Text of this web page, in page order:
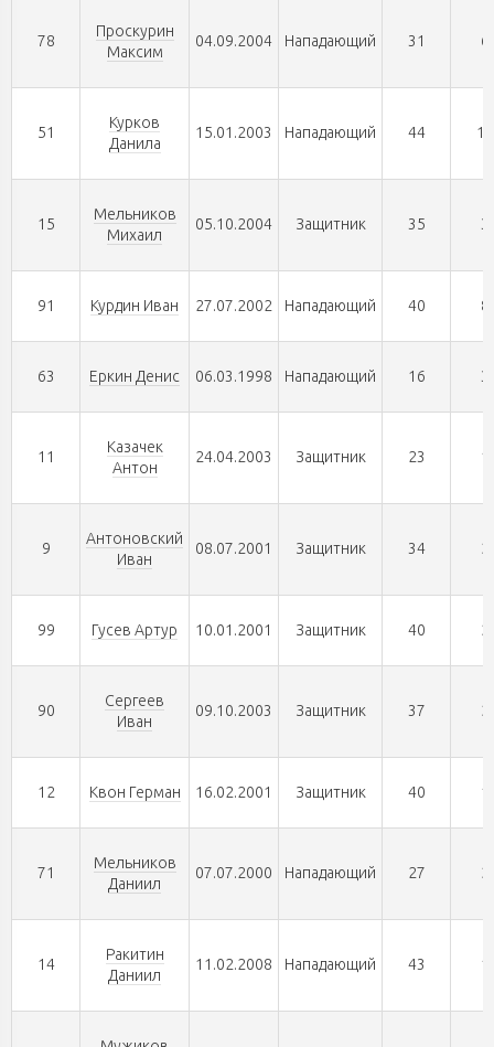
78
Проскурин
Максим
04.09.2004 Нападающий 31 6
51
Курков
Данила
15.01.2003 Нападающий 44 10
15
Мельников
Михаил
05.10.2004 Защитник 35 3
91 Курдин Иван 27.07.2002 Нападающий 40 8
63 Еркин Денис 06.03.1998 Нападающий 16 3
11
Казачек
Антон
24.04.2003 Защитник 23 1
9
Антоновский
Иван
08.07.2001 Защитник 34 2
99 Гусев Артур 10.01.2001 Защитник 40 2
90
Сергеев
Иван
09.10.2003 Защитник 37 2
12 Квон Герман 16.02.2001 Защитник 40 1
71
Мельников
Даниил
07.07.2000 Нападающий 27 2
14
Ракитин
Даниил
11.02.2008 Нападающий 43 1